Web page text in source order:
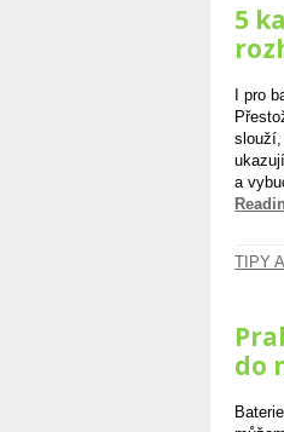
5
I pro
slouží,
a
TIPY
do